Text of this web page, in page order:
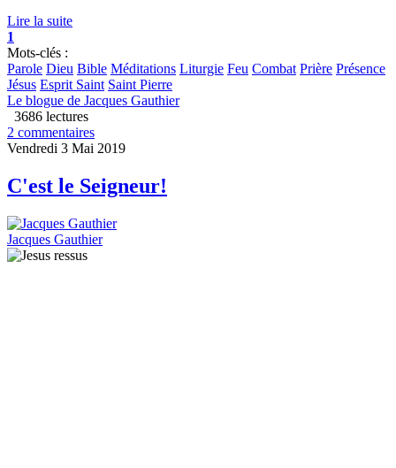
Lire la suite
1
Mots-clés :
Parole Dieu Bible Méditations Liturgie Feu Combat Prière Présence
Jésus Esprit Saint Saint Pierre
Le blogue de Jacques Gauthier
3686 lectures
2 commentaires
Vendredi 3 Mai 2019
C'est le Seigneur!
Jacques Gauthier